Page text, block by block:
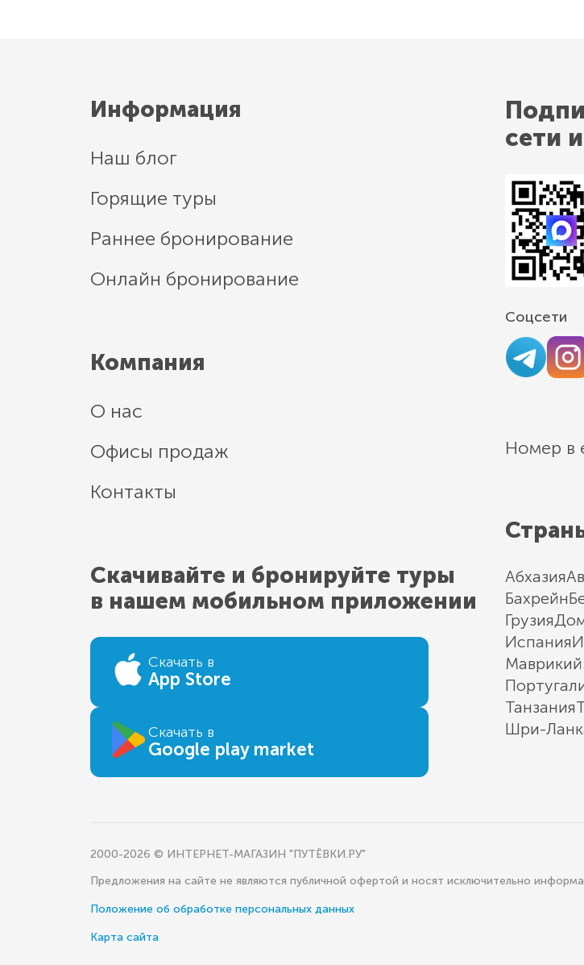
Информация
Наш блог
Горящие туры
Раннее бронирование
Онлайн бронирование
Компания
О нас
Офисы продаж
Контакты
Скачивайте и бронируйте туры
в нашем мобильном приложении
Скачать в
App Store
Скачать в
Google play market
сети
Соцсети
Номер в
Абхазия
Бахрейн
Грузия
Испания
Маврикий
Танзания
Шри-
2000-2026 © ИНТЕРНЕТ-МАГАЗИН "ПУТЁВКИ.РУ"
Предложения на сайте не являются публичной офертой и носят исключительно
Положение об обработке персональных данных
Карта сайта